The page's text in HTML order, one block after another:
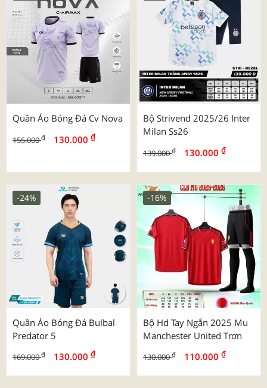
Quần Áo Bóng Đá Cv Nova
155.000₫ 130.000 ₫
Bộ Strivend 2025/26 Inter
Milan Ss26
139.000₫ 130.000 ₫
Quần Áo Bóng Đá Bulbal
Predator 5
169.000₫ 130.000 ₫
-24%
Bộ Hd Tay Ngắn 2025 Mu
Manchester United Trơn
130.000₫ 110.000 ₫
-16%